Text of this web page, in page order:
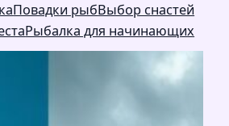
Повадки рыбВыбор снастей
Рыбалка для начинающих